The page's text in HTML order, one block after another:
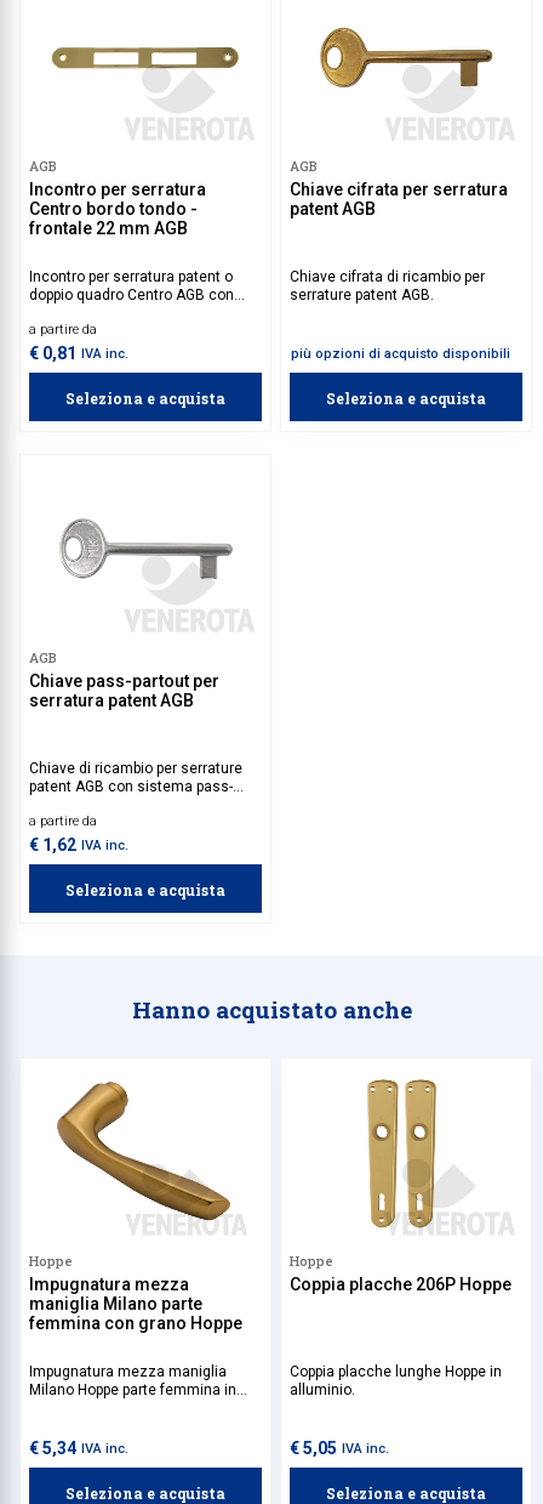
AGB
Incontro per serratura
Centro bordo tondo -
frontale 22 mm AGB
Incontro per serratura patent o
doppio quadro Centro AGB con
catenaccio e scrocco, ideale per
porte interne in legno con apertura
ambidestra. Compatibilità ottimale
a partire da
€ 0,81 IVA inc.
Seleziona e acquista
AGB
Chiave cifrata per serratura
patent AGB
Chiave cifrata di ricambio per
serrature patent AGB.
più opzioni di acquisto disponibili
Seleziona e acquista
AGB
Chiave pass-partout per
serratura patent AGB
Chiave di ricambio per serrature
patent AGB con sistema pass-
qualsiasi serratura patent AGB,
indipendentemente dalla cifratura.
a partire da
€ 1,62 IVA inc.
Seleziona e acquista
Hanno acquistato anche
Hoppe
Impugnatura mezza
maniglia Milano parte
femmina con grano Hoppe
Impugnatura mezza maniglia
Milano Hoppe parte femmina in
€ 5,34 IVA inc.
Seleziona e acquista
Hoppe
Coppia placche 206P Hoppe
Coppia placche lunghe Hoppe in
alluminio.
€ 5,05 IVA inc.
Seleziona e acquista